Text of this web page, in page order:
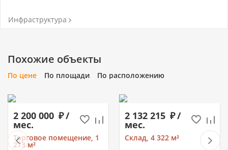
Инфраструктура
Похожие объекты
По цене По площади По расположению
2 200 000 /
мес.
Торговое помещение, 1
273 м²
2 132 215 /
мес.
Склад, 4 322 м²